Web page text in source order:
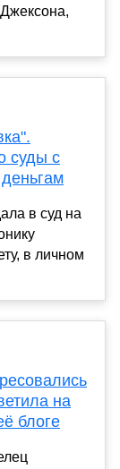
суды с
в суд на
в личном
на
блоге